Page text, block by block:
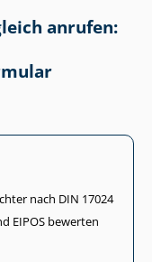
anrufen:
nach DIN 17024
EIPOS bewerten